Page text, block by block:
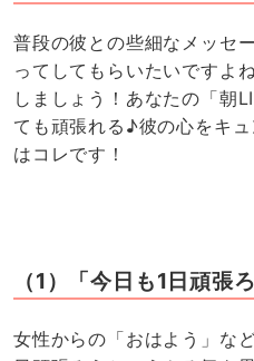
普段の彼との些細なメッセ
ってしてもらいたいですよ
しましょう！あなたの「朝
ても頑張れる♪彼の心をキ
はコレです！
（1）「今日も1日頑張
女性からの「おはよう」な